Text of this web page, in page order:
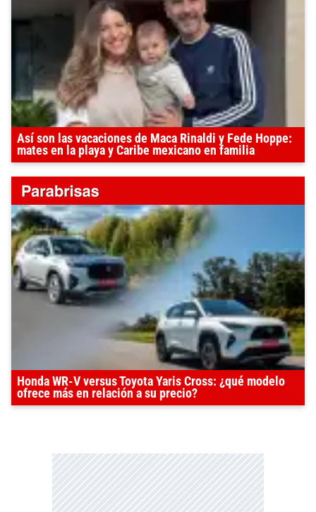
Así son las vacaciones de Maca Rinaldi y Fede Hoppe:
mates en la playa y Caribe mexicano en familia
Honda WR-V versus Toyota Yaris Cross: ¿qué modelo
ofrece más en relación a su precio?